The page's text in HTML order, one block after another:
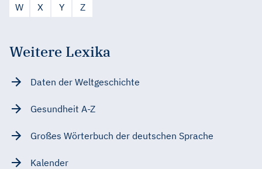
W
X Y Z
Weitere Lexika
Daten der Weltgeschichte
Gesundheit A-Z
Großes Wörterbuch der deutschen Sprache
Kalender